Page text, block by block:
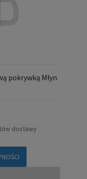
pokrywką Młyn
dostawy